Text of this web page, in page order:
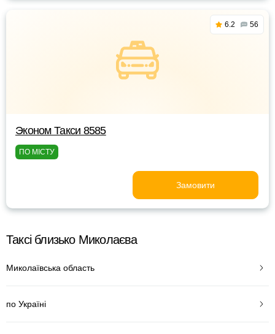
6.2 56
Эконом Такси 8585
ПО МІСТУ
Замовити
Таксі близько Миколаєва
Миколаївська область
по Україні